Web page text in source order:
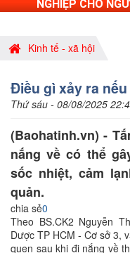
NGHIỆP CHO
Kinh tế - xã hội
Điều gì xảy ra
Thứ sáu - 08/08/2025
(Baohatinh.vn) -
nắng về có thể
sốc nhiệt, cảm
quản.
chia sẻ0
Theo BS.CK2 Nguyễn
Dược TP HCM - Cơ sở 3,
quen sau khi đi nắng về